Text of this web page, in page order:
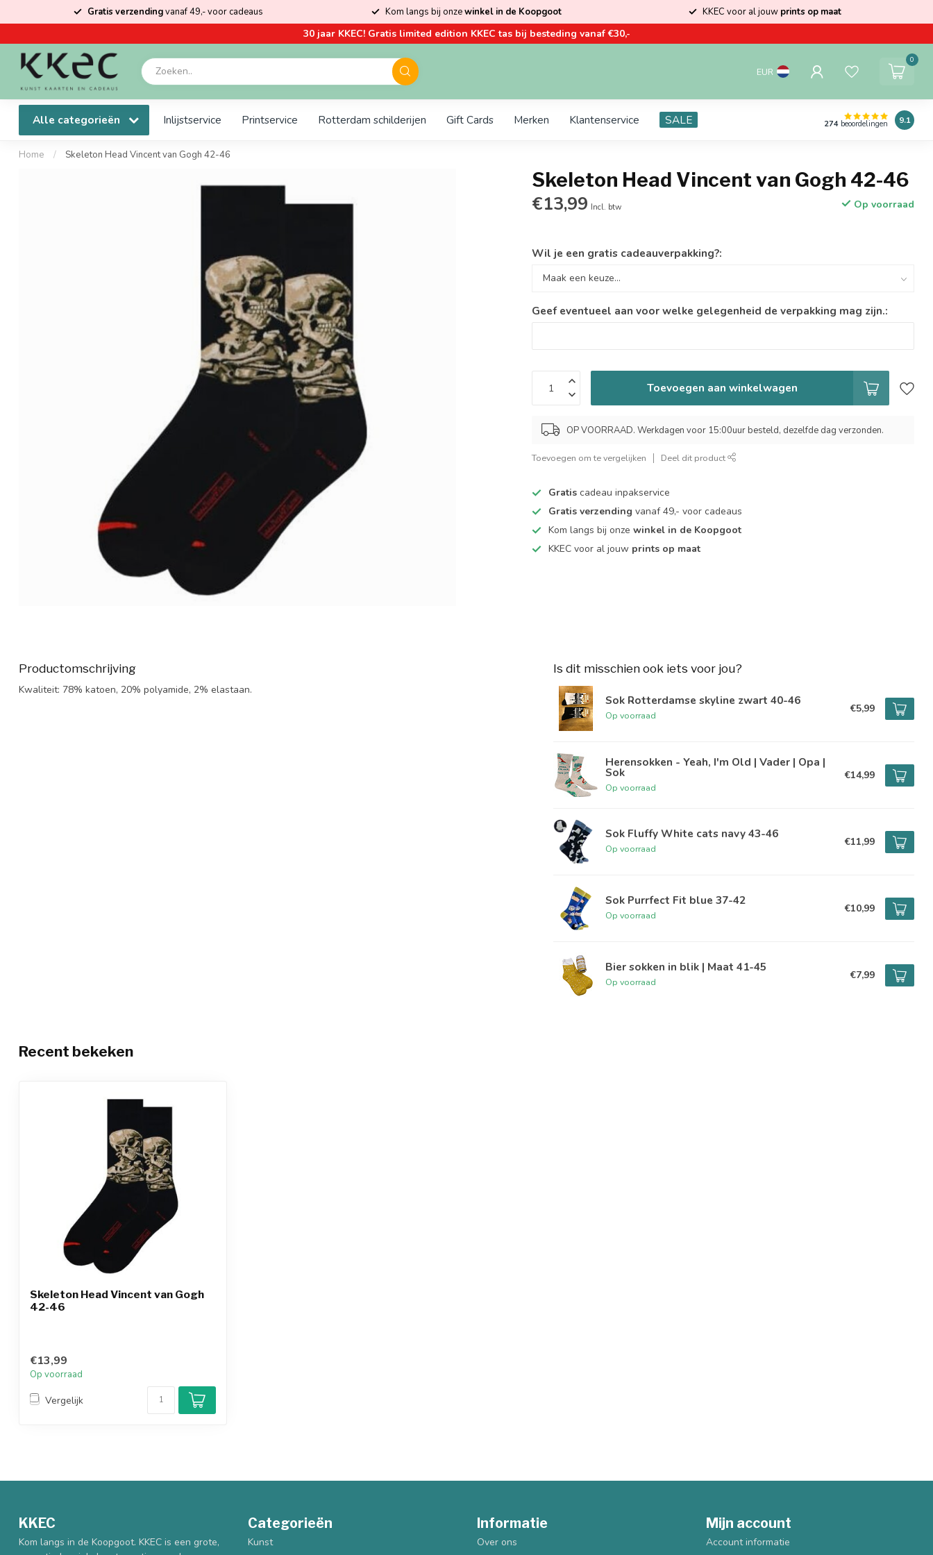
Gratis verzendingvanaf 49,- voor cadeaus Kom langs bij onzewinkel in de Koopgoot KKEC voor al jouw prints op maat
30 jaar KKEC! Gratis limited edition KKEC tas bij besteding vanaf €30,-
EUR
0
Alle categorieën Inlijstservice Printservice Rotterdam schilderijen Gift Cards Merken Klantenservice SALE 274 beoordelingen 9.1
Home / Skeleton Head Vincent van Gogh 42-46
Skeleton Head Vincent van Gogh 42-46
€13,99 Incl. btw Op voorraad
Wil je een gratis cadeauverpakking?:
Geef eventueel aan voor welke gelegenheid de verpakking mag zijn.:
Toevoegen aan winkelwagen
OP VOORRAAD. Werkdagen voor 15:00uur besteld, dezelfde dag verzonden.
Toevoegen om te vergelijken Deel dit product
Gratis cadeau inpakservice
Gratis verzending vanaf 49,- voor cadeaus
Kom langs bij onzewinkel in de Koopgoot
KKEC voor al jouw prints op maat
Productomschrijving
Kwaliteit: 78% katoen, 20% polyamide, 2% elastaan.
Is dit misschien ook iets voor jou?
Sok Rotterdamse skyline zwart 40-46
Op voorraad
€5,99
Herensokken - Yeah, I'm Old | Vader | Opa |
Sok
Op voorraad
€14,99
Sok Fluffy White cats navy 43-46
Op voorraad
€11,99
Sok Purrfect Fit blue 37-42
Op voorraad
€10,99
Bier sokken in blik | Maat 41-45
Op voorraad
€7,99
Recent bekeken
Skeleton Head Vincent van Gogh
42-46
€13,99
Op voorraad
Vergelijk
KKEC
Kom langs in de Koopgoot. KKEC is een grote,
Categorieën
Kunst
Informatie
Over ons
Mijn account
Account informatie